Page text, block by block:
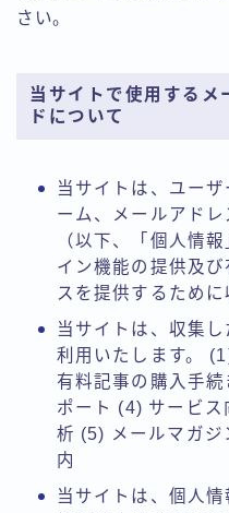
さい。
当サイトで使用するメ
ドについて
当サイトは、ユー
ーム、メールアド
（以下、「個人情
イン機能の提供及
スを提供するために
当サイトは、収集
利用いたします。
有料記事の購入手
ポート (4) サービス
析 (5) メールマガジ
内
当サイトは、個人